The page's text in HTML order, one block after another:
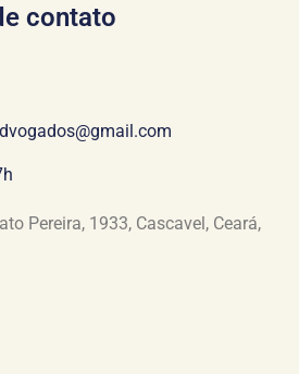
contato
Pereira, 1933, Cascavel, Ceará,